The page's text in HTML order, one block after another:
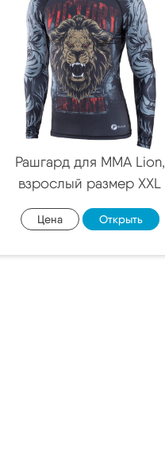
Рашгард для MMA Lion,
взрослый размер XXL
Цена Открыть